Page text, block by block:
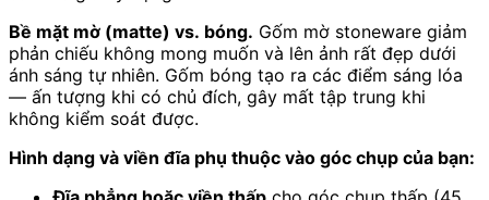
Bề mặt mờ (matte) vs. bóng. Gốm mờ stoneware giảm
phản chiếu không mong muốn và lên ảnh rất đẹp dưới
ánh sáng tự nhiên. Gốm bóng tạo ra các điểm sáng lóa
— ấn tượng khi có chủ đích, gây mất tập trung khi
không kiểm soát được.
Hình dạng và viền đĩa phụ thuộc vào góc chụp của bạn: